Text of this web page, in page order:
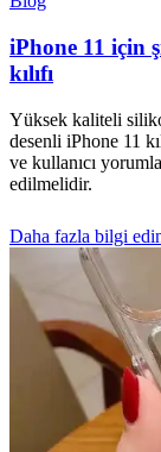
iPhone 11 için
kılıfı
Yüksek kaliteli
desenli iPhone 11
ve kullanıcı
edilmelidir.
Daha fazla bilgi